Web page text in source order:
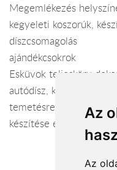
Az
Az
Megemlékezés
kegyeleti koszorúk,
díszcsomagolás
ajándékcsokrok
Esküvok teljesköru
autódísz, koszorúslány
temetésre koszorúk,
készítése és kiszállítása.